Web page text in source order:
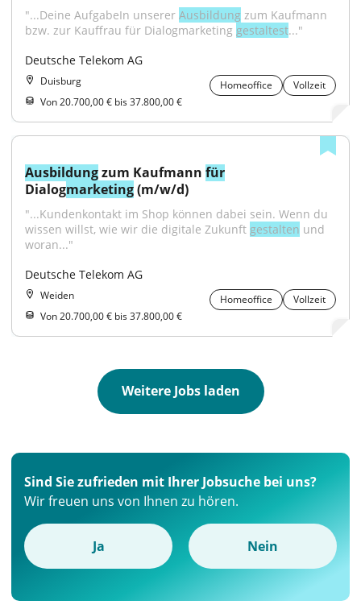
"...Deine AufgabeIn unserer Ausbildung zum Kaufmann
bzw. zur Kauffrau für Dialogmarketing gestaltest..."
Deutsche Telekom AG
Duisburg Homeoffice
Vollzeit
Von 20.700,00 € bis 37.800,00 €
Ausbildung zum Kaufmann für
Dialogmarketing (m/w/d)
"...Kundenkontakt im Shop können dabei sein. Wenn du
wissen willst, wie wir die digitale Zukunft gestalten und
woran..."
Deutsche Telekom AG
Weiden Homeoffice
Vollzeit
Von 20.700,00 € bis 37.800,00 €
Weitere Jobs laden
Sind Sie zufrieden mit Ihrer Jobsuche bei uns?
Wir freuen uns von Ihnen zu hören.
Ja Nein